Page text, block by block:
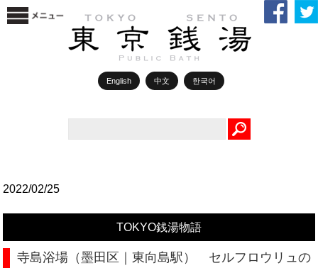
English 中文 한국어
2022/02/25
TOKYO銭湯物語
寺島浴場（墨田区｜東向島駅） セルフロウリュの